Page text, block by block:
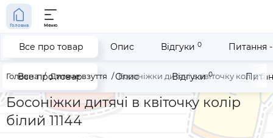
Головна Меню
Все про товар Опис Відгуки0
Головна Дитяче взуття Босоніжки дитячі в квіточку колір
Босоніжки дитячі в квіточку колір
білий 11144
Все про товар Опис Відгуки 0 Питання